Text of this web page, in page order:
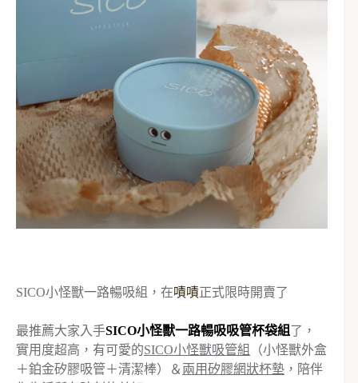
SICO小怪獸一路暢吸組，在嘖嘖正式限時開賣了
最推薦大家入手SICO小怪獸一路暢吸吸管杯袋組了，
實用度超高，有可愛的SICO小怪獸吸管組
（小怪獸外盒
＋鉑金矽膠吸管＋清潔棒）＆ 兩用矽膠網狀杯墊 ，陪伴